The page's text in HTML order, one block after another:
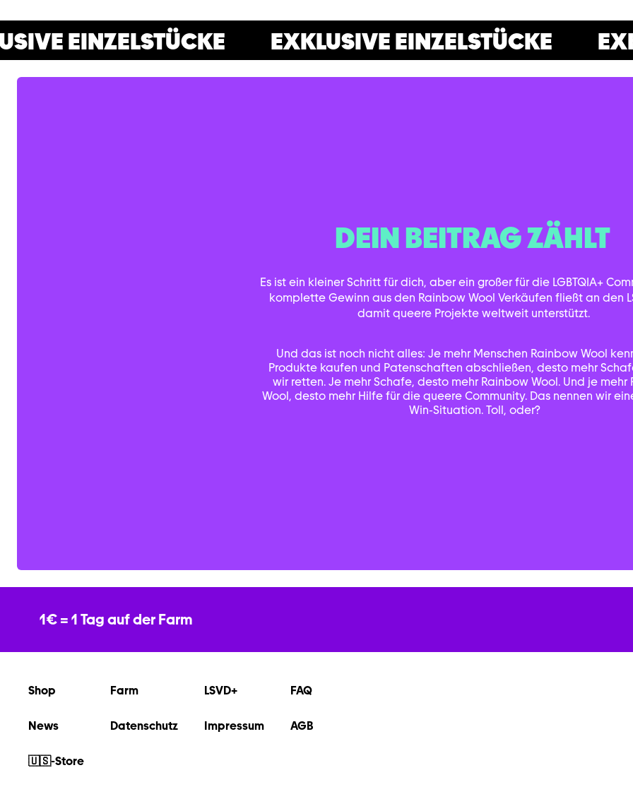
EINZELSTÜCKE EXKLUSIVE EINZELSTÜCKE
DEIN BEITRAG ZÄHLT
Es ist ein kleiner Schritt für dich, aber ein großer für die LGBTQIA+
komplette Gewinn aus den Rainbow Wool Verkäufen fließt an den
damit queere Projekte weltweit unterstützt.
Und das ist noch nicht alles: Je mehr Menschen Rainbow Wool
Produkte kaufen und Patenschaften abschließen, desto mehr
wir retten. Je mehr Schafe, desto mehr Rainbow Wool. Und je mehr
Wool, desto mehr Hilfe für die queere Community. Das nennen wir
Win-Situation. Toll, oder?
1€ = 1 Tag auf der Farm
Shop Farm LSVD+ FAQ
News Datenschutz Impressum AGB
🇺🇸-Store